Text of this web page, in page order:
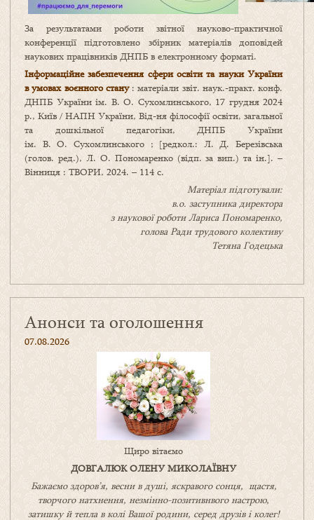
За результатами роботи звітної науково-практичної
конференції підготовлено збірник матеріалів доповідей
наукових працівників ДНПБ в електронному форматі.
Інформаційне забезпечення сфери освіти та науки України
в умовах воєнного стану: матеріали звіт. наук.-практ. конф.
ДНПБ України ім. В. О. Сухомлинського, 17 грудня 2024
р., Київ / НАПН України, Від-ня філософії освіти, загальної
та дошкільної педагогіки, ДНПБ України
ім. В. О. Сухомлинського ; [редкол.: Л. Д. Березівська
(голов. ред.), Л. О. Пономаренко (відп. за вип.) та ін.]. –
Вінниця : ТВОРИ, 2024. – 114 с.
Матеріал підготували:
в.о. заступника директора
з наукової роботи Лариса Пономаренко,
голова Ради трудового колективу
Тетяна Годецька
Анонси та оголошення
07.08.2026
Щиро вітаємо
ДОВГАЛЮК ОЛЕНУ МИКОЛАЇВНУ
Бажаємо здоров’я, весни в душі, яскравого сонця, щастя,
творчого натхнення, незмінно-позитивнвого настрою,
затишкуйтепла в коліВашоїродини, серед друзів і колег!